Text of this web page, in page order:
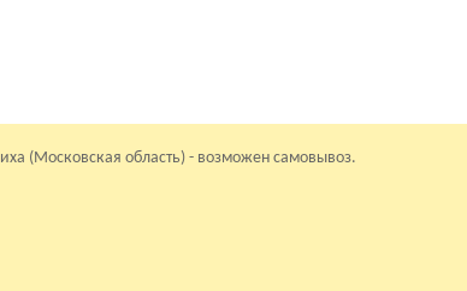
(Московская область) - возможен самовывоз.